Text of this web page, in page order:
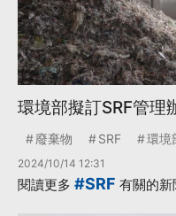
環境部擬訂SRF管理
廢棄物 SRF 環境
2024/10/14 12:31
閱讀更多 #SRF 有關的新